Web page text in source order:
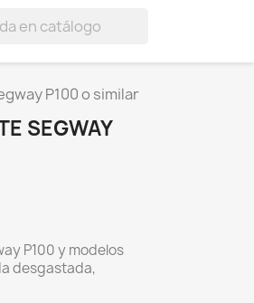
P100 o similar
SEGWAY
P100 y modelos
desgastada,